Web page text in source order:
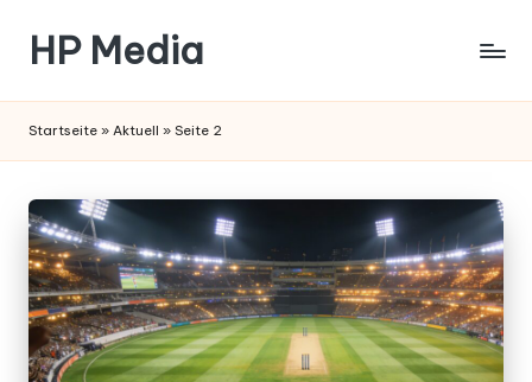
HP Media
Startseite » Aktuell » Seite 2